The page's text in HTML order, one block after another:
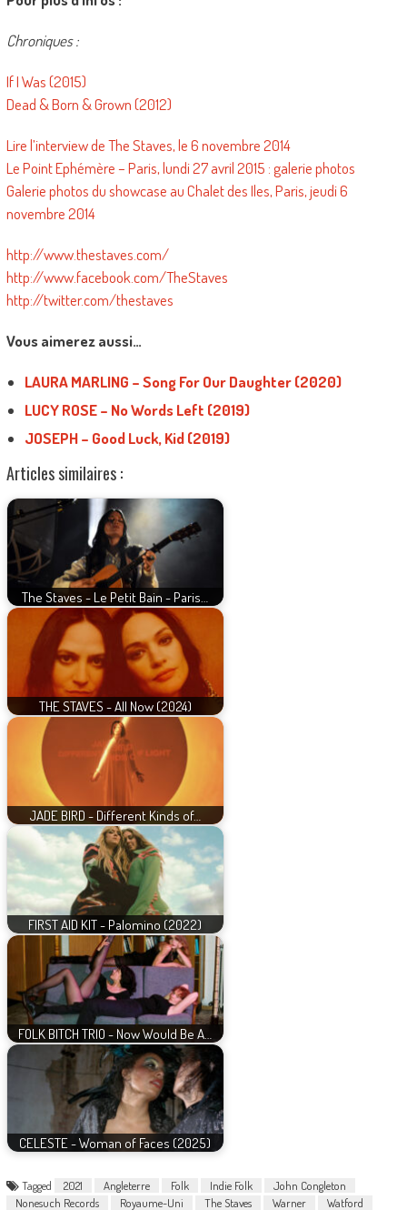
Chroniques :
If I Was (2015)
Dead & Born & Grown (2012)
Lire l’interview de The Staves, le 6 novembre 2014
Le Point Ephémère – Paris, lundi 27 avril 2015 : galerie photos
Galerie photos du showcase au Chalet des Iles, Paris, jeudi 6
novembre 2014
http://www.thestaves.com/
http://www.facebook.com/TheStaves
http://twitter.com/thestaves
Vous aimerez aussi…
LAURA MARLING – Song For Our Daughter (2020)
LUCY ROSE – No Words Left (2019)
JOSEPH – Good Luck, Kid (2019)
Articles similaires :
The Staves - Le Petit Bain - Paris…
THE STAVES - All Now (2024)
JADE BIRD - Different Kinds of…
FIRST AID KIT - Palomino (2022)
FOLK BITCH TRIO - Now Would Be A…
CELESTE - Woman of Faces (2025)
Tagged 2021 Angleterre Folk Indie Folk
John Congleton
Nonesuch Records
Royaume-Uni The Staves Warner Watford